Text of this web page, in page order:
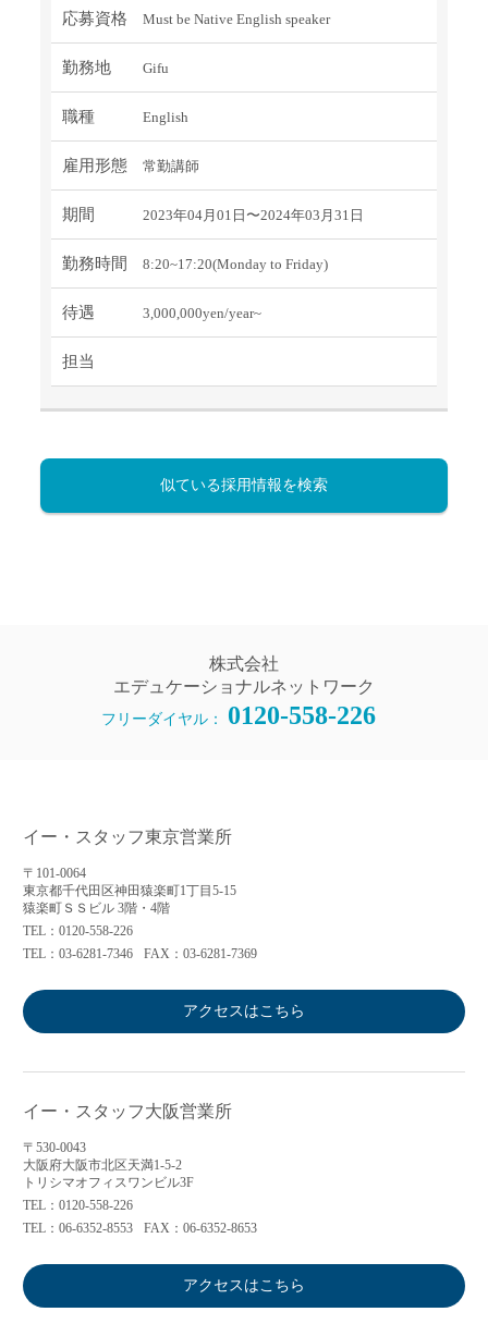
応募資格 Must be Native English speaker
勤務地 Gifu
職種 English
雇用形態 常勤講師
期間 2023年04月01日〜2024年03月31日
勤務時間 8:20~17:20(Monday to Friday)
待遇 3,000,000yen/year~
担当
似ている採用情報を検索
株式会社
エデュケーショナルネットワーク
フリーダイヤル： 0120-558-226
イー・スタッフ東京営業所
〒101-0064
東京都千代田区神田猿楽町1丁目5-15
猿楽町ＳＳビル 3階・4階
TEL：0120-558-226
TEL：03-6281-7346
FAX：03-6281-7369
アクセスはこちら
イー・スタッフ大阪営業所
〒530-0043
大阪府大阪市北区天満1-5-2
トリシマオフィスワンビル3F
TEL：0120-558-226
TEL：06-6352-8553
FAX：06-6352-8653
アクセスはこちら